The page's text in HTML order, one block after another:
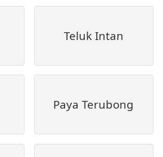
Teluk Intan
Paya Terubong